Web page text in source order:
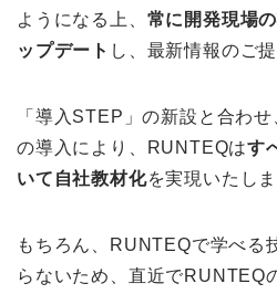
ようになる上、 常に開発現場
ップデート し、最新情報のご
「導入STEP」の新設と合わ
の導入により、RUNTEQはす
いて自社教材化を実現いたしま
もちろん、RUNTEQで学べる
らないため、直近でRUNTEQ